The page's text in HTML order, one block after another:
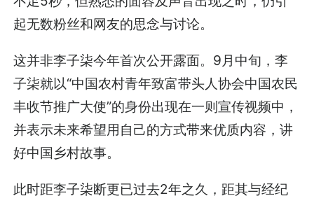
起无数粉丝和网友的思念与讨论。
这并非李子柒今年首次公开露面。9月中旬，李
子柒就以“中国农村青年致富带头人协会中国农民
丰收节推广大使”的身份出现在一则宣传视频中，
并表示未来希望用自己的方式带来优质内容，讲
好中国乡村故事。
此时距李子柒断更已过去2年之久，距其与经纪